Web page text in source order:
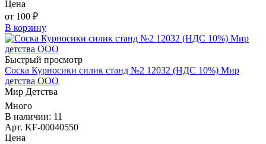
Цена
от 100 ₽
В корзину
Быстрый просмотр
Соска Курносики силик станд №2 12032 (НДС 10%) Мир
детства ООО
Мир Детства
Много
В наличии: 11
Арт. KF-00040550
Цена